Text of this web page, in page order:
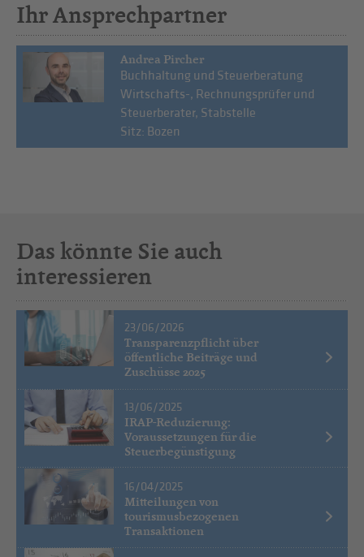
Ihr Ansprechpartner
Andrea Pircher
Buchhaltung und Steuerberatung
Wirtschafts-, Rechnungsprüfer und
Steuerberater, Stabstelle
Sitz: Bozen
Das könnte Sie auch
interessieren
23/06/2026
Transparenzpflicht über
öffentliche Beiträge und
Zuschüsse 2025
13/06/2025
IRAP-Reduzierung:
Voraussetzungen für die
Steuerbegünstigung
16/04/2025
Mitteilungen von
tourismusbezogenen
Transaktionen